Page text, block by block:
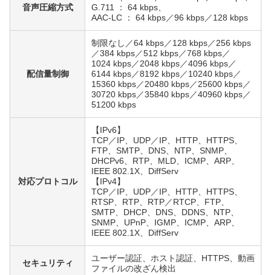
音声圧縮方式
G.711 ： 64 kbps、
AAC-LC ： 64 kbps／96 kbps／128 kbps
配信量制御
制限なし／64 kbps／128 kbps／256 kbps
／384 kbps／512 kbps／768 kbps／
1024 kbps／2048 kbps／4096 kbps／
6144 kbps／8192 kbps／10240 kbps／
15360 kbps／20480 kbps／25600 kbps／
30720 kbps／35840 kbps／40960 kbps／
51200 kbps
対応プロトコル
【IPv6】
TCP／IP、UDP／IP、HTTP、HTTPS、
FTP、SMTP、DNS、NTP、SNMP、
DHCPv6、RTP、MLD、ICMP、ARP、
IEEE 802.1X、DiffServ
【IPv4】
TCP／IP、UDP／IP、HTTP、HTTPS、
RTSP、RTP、RTP／RTCP、FTP、
SMTP、DHCP、DNS、DDNS、NTP、
SNMP、UPnP、IGMP、ICMP、ARP、
IEEE 802.1X、DiffServ
セキュリティ
ユーザー認証、ホスト認証、HTTPS、動画
ファイルの改ざん検出